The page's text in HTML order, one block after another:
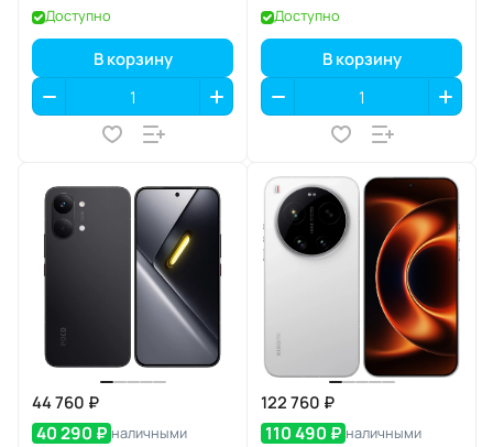
Доступно
В корзину
Доступно
В корзину
44 760 ₽
40 290 ₽ наличными
122 760 ₽
110 490 ₽ наличными